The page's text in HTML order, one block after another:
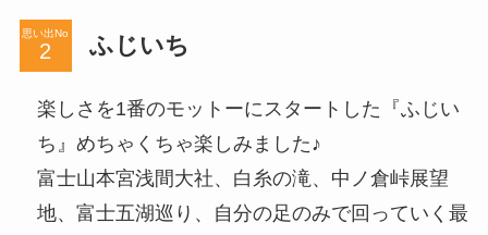
思い出No ふじいち
楽しさを1番のモットーにスタートした『ふじい
ち』めちゃくちゃ楽しみました♪
富士山本宮浅間大社、白糸の滝、中ノ倉峠展望
地、富士五湖巡り、自分の足のみで回っていく最